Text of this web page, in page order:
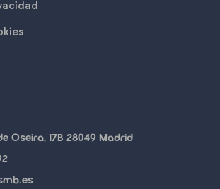
Oseira, 17B 28049 Madrid